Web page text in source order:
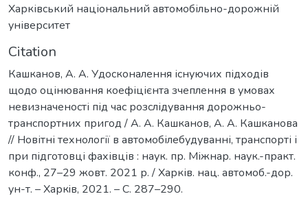
Харківський національний автомобільно-дорожній
університет
Citation
Кашканов, А. А. Удосконалення існуючих підходів
щодо оцінювання коефіцієнта зчеплення в умовах
невизначеності під час розслідування дорожньо-
транспортних пригод / А. А. Кашканов, А. А. Кашканова
// Новітні технології в автомобілебудуванні, транспорті і
при підготовці фахівців : наук. пр. Міжнар. наук.-практ.
конф., 27–29 жовт. 2021 р. / Харків. нац. автомоб.-дор.
ун-т. – Харкiв, 2021. – С. 287–290.